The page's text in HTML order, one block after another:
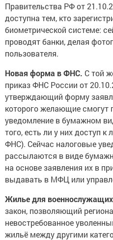
Правительства РФ от
доступна тем, кто
биометрической системе:
проводят банки, делая
пользователя.
Новая форма в ФНС. С той
приказ ФНС России от
утверждающий форму
которого желающие смогут
уведомление в бумажном
того, есть ли у них доступ к
ФНС). Сейчас налоговые
рассылаются в виде
на основе заявления их в
выдавать в МФЦ или
Жилье для
закон, позволяющий
невостребованное
жильё между другими